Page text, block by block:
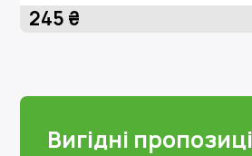
245 ₴
Вигідні